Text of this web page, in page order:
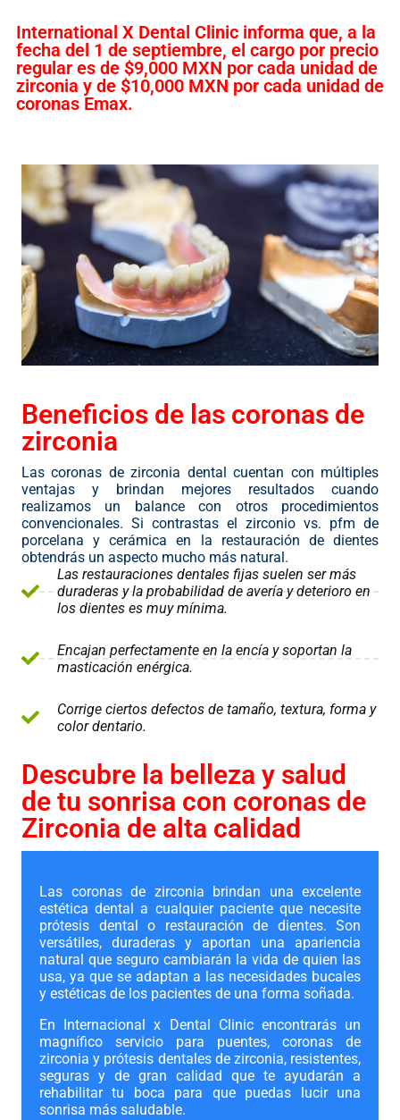
International X Dental Clinic informa que, a la
fecha del 1 de septiembre, el cargo por precio
regular es de $9,000 MXN por cada unidad de
zirconia y de $10,000 MXN por cada unidad de
coronas Emax.
Beneficios de las coronas de
zirconia
Las coronas de zirconia dental cuentan con múltiples
ventajas y brindan mejores resultados cuando
realizamos un balance con otros procedimientos
convencionales. Si contrastas el zirconio vs. pfm de
porcelana y cerámica en la restauración de dientes
obtendrás un aspecto mucho más natural.
Las restauraciones dentales fijas suelen ser más
duraderas y la probabilidad de avería y deterioro en
los dientes es muy mínima.
Encajan perfectamente en la encía y soportan la
masticación enérgica.
Corrige ciertos defectos de tamaño, textura, forma y
color dentario.
Descubre la belleza y salud
de tu sonrisa con coronas de
Zirconia de alta calidad
Las coronas de zirconia brindan una excelente
estética dental a cualquier paciente que necesite
prótesis dental o restauración de dientes. Son
versátiles, duraderas y aportan una apariencia
natural que seguro cambiarán la vida de quien las
usa, ya que se adaptan a las necesidades bucales
y estéticas de los pacientes de una forma soñada.
En Internacional x Dental Clinic encontrarás un
magnífico servicio para puentes, coronas de
zirconia y prótesis dentales de zirconia, resistentes,
seguras y de gran calidad que te ayudarán a
rehabilitar tu boca para que puedas lucir una
sonrisa más saludable.